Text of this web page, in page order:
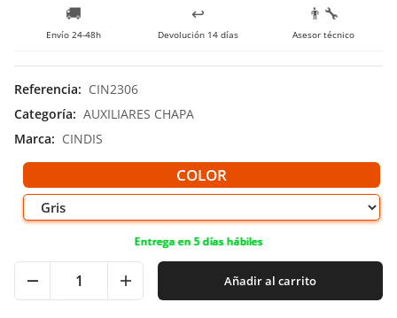
🚚
Envío 24-48h
↩️
Devolución 14 días
👨‍🔧
Asesor técnico
Referencia: CIN2306
Categoría: AUXILIARES CHAPA
Marca: CINDIS
COLOR
Entrega en 5 días hábiles
Añadir al carrito